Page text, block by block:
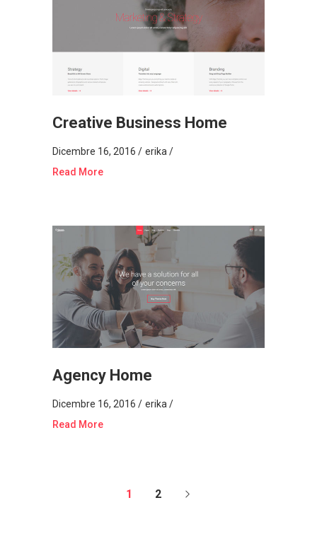
Creative Business Home
Dicembre 16, 2016
erika
Read More
Agency Home
Dicembre 16, 2016
erika
Read More
1 2